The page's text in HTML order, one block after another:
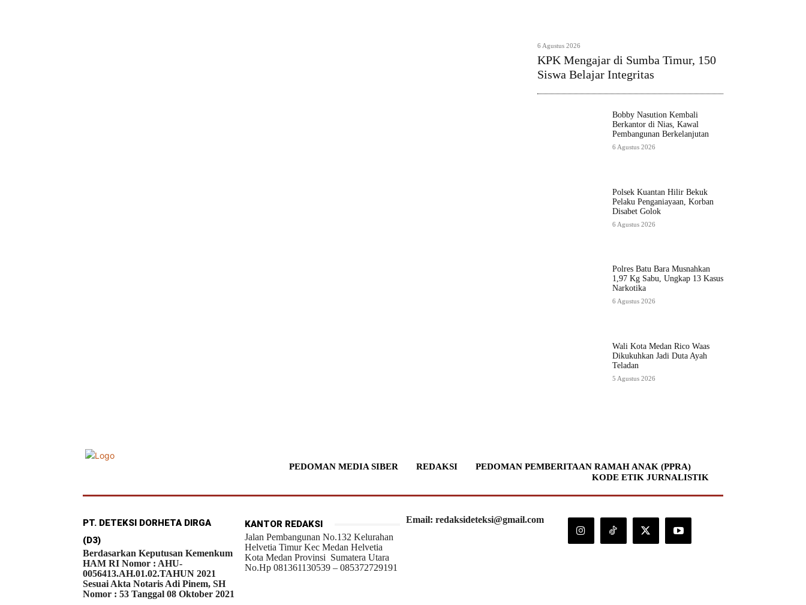
6 Agustus 2026
KPK Mengajar di Sumba Timur, 150
Siswa Belajar Integritas
Bobby Nasution Kembali
Berkantor di Nias, Kawal
Pembangunan Berkelanjutan
6 Agustus 2026
Polsek Kuantan Hilir Bekuk
Pelaku Penganiayaan, Korban
Disabet Golok
6 Agustus 2026
Polres Batu Bara Musnahkan
1,97 Kg Sabu, Ungkap 13 Kasus
Narkotika
6 Agustus 2026
Wali Kota Medan Rico Waas
Dikukuhkan Jadi Duta Ayah
Teladan
5 Agustus 2026
PEDOMAN MEDIA SIBER REDAKSI
PEDOMAN PEMBERITAAN RAMAH ANAK (PPRA)
KODE ETIK JURNALISTIK
PT. DETEKSI DORHETA DIRGA
(D3)
Berdasarkan Keputusan Kemenkum
HAM RI Nomor : AHU-
0056413.AH.01.02.TAHUN 2021
Sesuai Akta Notaris Adi Pinem, SH
Nomor : 53 Tanggal 08 Oktober 2021
KANTOR REDAKSI
Jalan Pembangunan No.132 Kelurahan
Helvetia Timur Kec Medan Helvetia
Kota Medan Provinsi Sumatera Utara
No.Hp 081361130539 – 085372729191
Email: redaksideteksi@gmail.com